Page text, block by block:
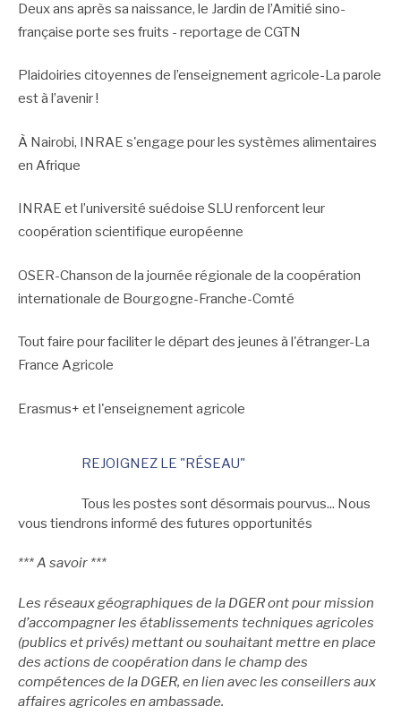
Deux ans après sa naissance, le Jardin de l’Amitié sino-
française porte ses fruits - reportage de CGTN
Plaidoiries citoyennes de l’enseignement agricole-La parole
est à l’avenir !
À Nairobi, INRAE s'engage pour les systèmes alimentaires
en Afrique
INRAE et l’université suédoise SLU renforcent leur
coopération scientifique européenne
OSER-Chanson de la journée régionale de la coopération
internationale de Bourgogne-Franche-Comté
Tout faire pour faciliter le départ des jeunes à l'étranger-La
France Agricole
Erasmus+ et l'enseignement agricole
REJOIGNEZ LE "RÉSEAU"
Tous les postes sont désormais pourvus... Nous
vous tiendrons informé des futures opportunités
*** A savoir ***
Les réseaux géographiques de la DGER ont pour mission
d’accompagner les établissements techniques agricoles
(publics et privés) mettant ou souhaitant mettre en place
des actions de coopération dans le champ des
compétences de la DGER, en lien avec les conseillers aux
affaires agricoles en ambassade.